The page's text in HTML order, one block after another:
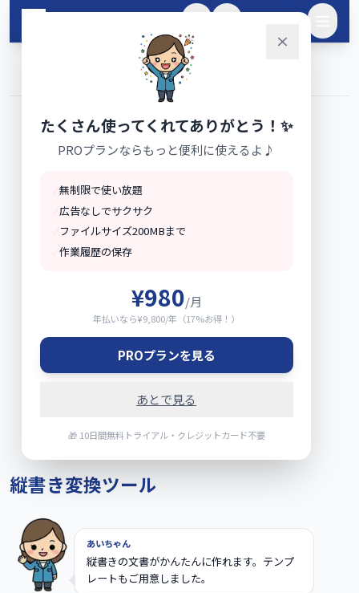
メインコンテンツへスキップ
縦書き文書
縦書き変換ツール
あいちゃん
縦書きの文書がかんたんに作れます。テンプ
レートもご用意しました。
たくさん使ってくれてありがとう！✨
PROプランならもっと便利に使えるよ♪
無制限で使い放題
広告なしでサクサク
ファイルサイズ200MBまで
作業履歴の保存
¥980/月
年払いなら¥9,800/年（17%お得！）
PROプランを見る
あとで見る
🎁 10日間無料トライアル・クレジットカード不要